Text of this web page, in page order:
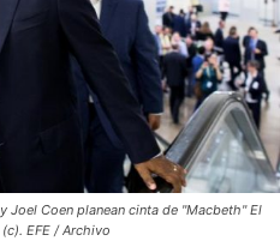
Joel Coen planean cinta de "Macbeth" El
EFE / Archivo